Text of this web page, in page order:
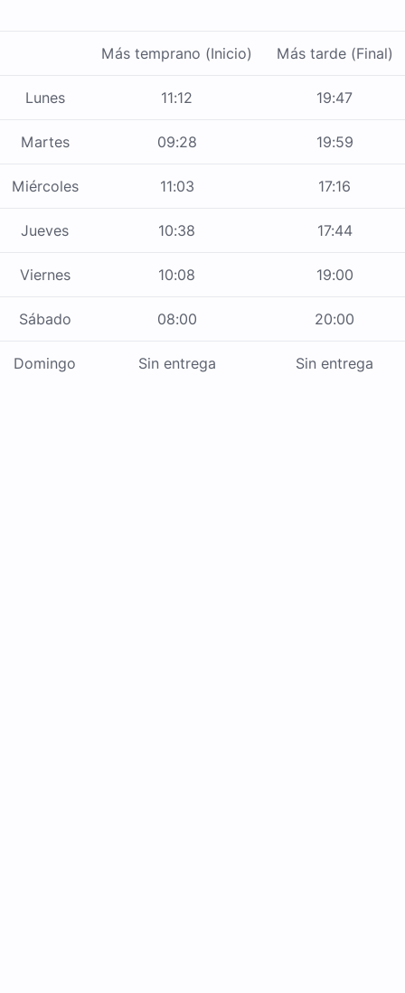
Más temprano (Inicio) Más tarde (Final)
Lunes 11:12 19:47
Martes 09:28 19:59
Miércoles 11:03 17:16
Jueves 10:38 17:44
Viernes 10:08 19:00
Sábado 08:00 20:00
Domingo Sin entrega Sin entrega